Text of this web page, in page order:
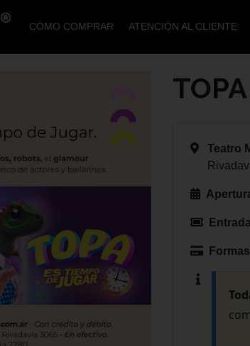
CÓMO COMPRAR ATENCIÓN AL CLIENTE
Teatro